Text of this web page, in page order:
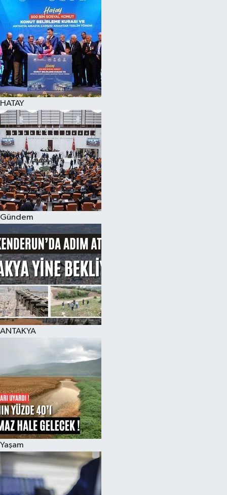
HATAY
Gündem
ANTAKYA
Yaşam
Spor
Teknoloji
Yaşam